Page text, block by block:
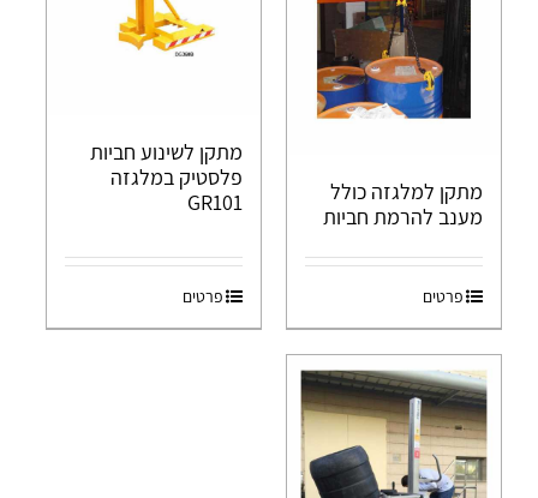
מתקן למלגזה כולל
מענב להרמת חביות
פרטים
מתקן לשינוע חביות
פלסטיק במלגזה
GR101
פרטים